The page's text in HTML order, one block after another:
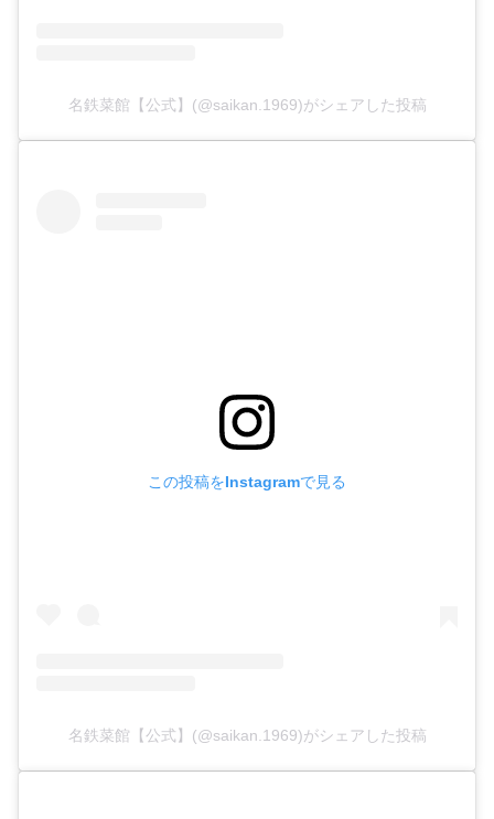
名鉄菜館【公式】(@saikan.1969)がシェアした投稿
この投稿をInstagramで見る
名鉄菜館【公式】(@saikan.1969)がシェアした投稿